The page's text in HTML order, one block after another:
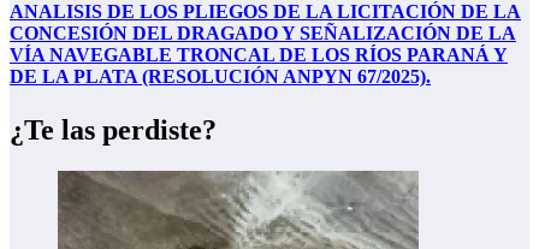
ANALISIS DE LOS PLIEGOS DE LA LICITACIÓN DE LA
CONCESIÓN DEL DRAGADO Y SEÑALIZACIÓN DE LA
VÍA NAVEGABLE TRONCAL DE LOS RÍOS PARANÁ Y
DE LA PLATA (RESOLUCIÓN ANPYN 67/2025).
¿Te las perdiste?